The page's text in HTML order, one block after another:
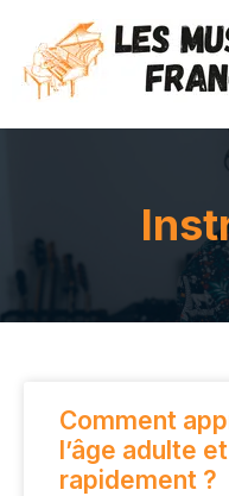
Comment
l’âge adulte
rapidement ?